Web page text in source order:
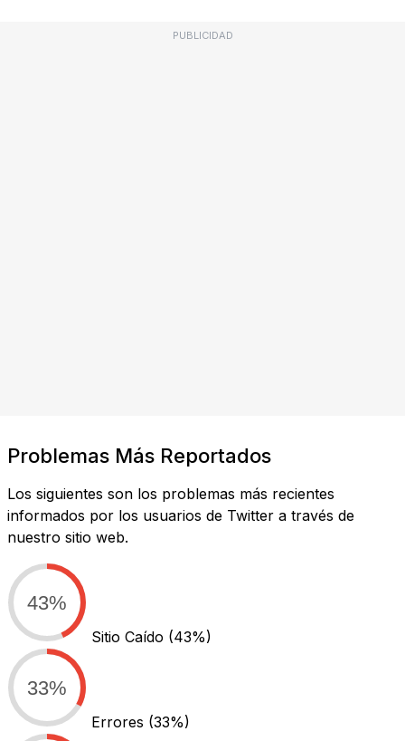
PUBLICIDAD
Problemas Más Reportados
Los siguientes son los problemas más recientes
informados por los usuarios de Twitter a través de
nuestro sitio web.
43%
Sitio Caído (43%)
33%
Errores (33%)